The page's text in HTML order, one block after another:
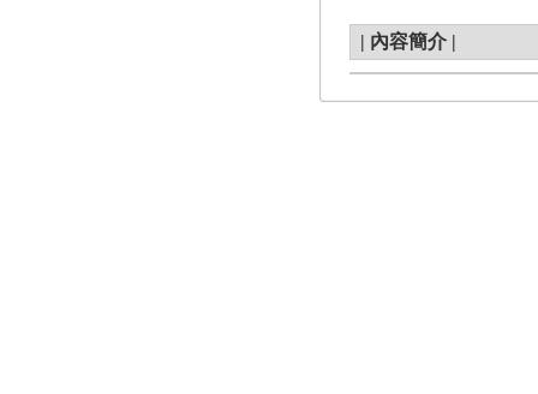
| 內容簡介 |